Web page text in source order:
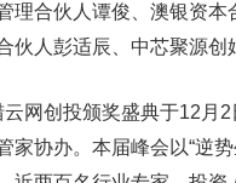
理合伙人谭俊、澳银资
伙人彭适辰、中芯聚源创
网创投颁奖盛典于12月
家协办。本届峰会以“逆